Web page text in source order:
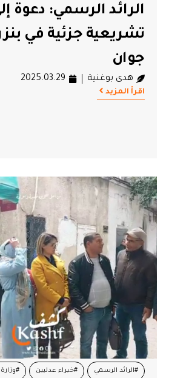
الرائد الرسمي: دعوة
جوان
هدى بوغنية 2025.03.29
اقرأ المزيد
#الرائد الرسمي #خبراء عدليين